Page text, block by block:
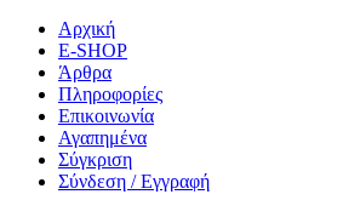
Αρχική
E-SHOP
Άρθρα
Πληροφορίες
Επικοινωνία
Αγαπημένα
Σύγκριση
Σύνδεση / Εγγραφή